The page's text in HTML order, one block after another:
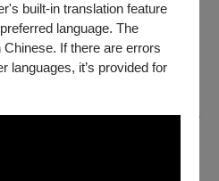
built-in translation feature
language. The
If there are errors
languages, it’s provided for
Alexandre Moutouzkine 評論
抒情的特質」；美國權威鋼琴教
為「靈敏、擁有鮮明的藝術才
樂有獨特的真實不造作」。
，於2017年紐約市曼哈頓⾳樂院
奏及鋼琴合作⾝份在各場合演
南韓駐紐約⼤使館主辦之「⾳樂
運慶祝⾳樂會」、紐約市聖彼